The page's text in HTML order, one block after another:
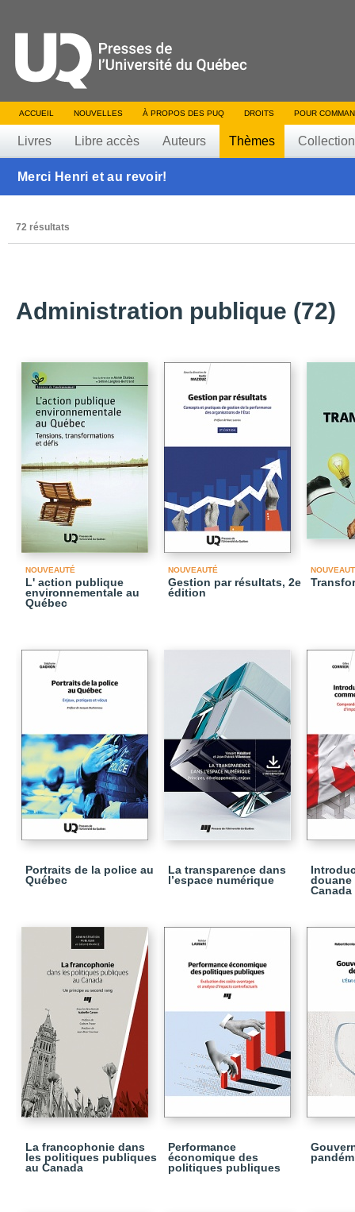
ACCUEIL NOUVELLES À PROPOS DES PUQ DROITS POUR
Livres Libre accès Auteurs Thèmes
Merci Henri et au revoir!
72 résultats
Administration publique (72)
NOUVEAUTÉ
L' action publique
environnementale au
Québec
NOUVEAUTÉ
Gestion par résultats, 2e
édition
Portraits de la police au
Québec
La transparence dans
l’espace numérique
douane
Canada
La francophonie dans
les politiques publiques
au Canada
Performance
économique des
politiques publiques